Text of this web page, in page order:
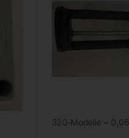
320-Modelle ~